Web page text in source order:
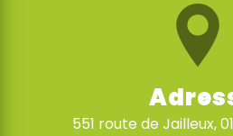
551 route de Jailleux,